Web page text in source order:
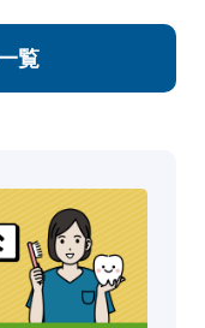
覧